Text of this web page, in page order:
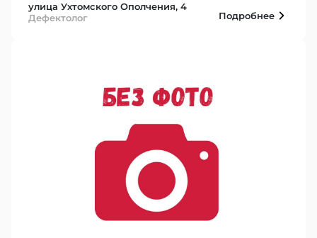
улица Ухтомского Ополчения, 4
Дефектолог
Подробнее